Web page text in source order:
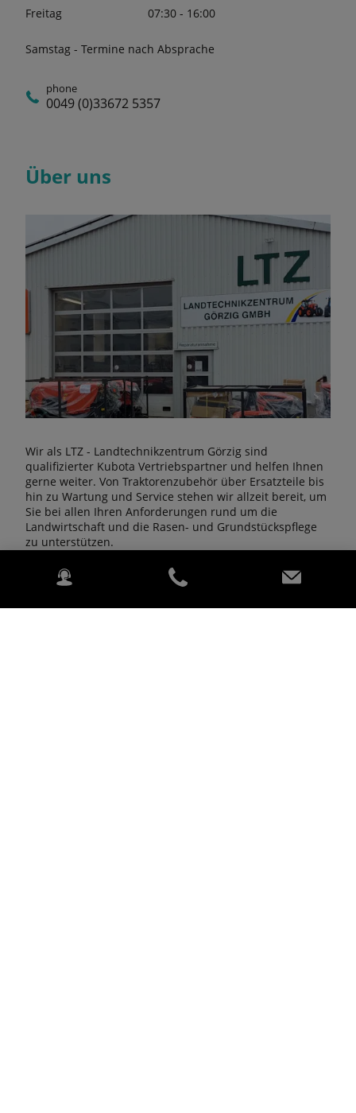
Freitag
07:30 - 16:00
Samstag - Termine nach Absprache
phone
0049 (0)33672 5357
Über uns
Wir als LTZ - Landtechnikzentrum Görzig sind
qualifizierter Kubota Vertriebspartner und helfen Ihnen
gerne weiter. Von Traktorenzubehör über Ersatzteile bis
hin zu Wartung und Service stehen wir allzeit bereit, um
Sie bei allen Ihren Anforderungen rund um die
Landwirtschaft und die Rasen- und Grundstückspflege
zu unterstützen.